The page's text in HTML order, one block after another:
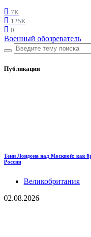
7K
125K
0
Военный обозреватель
Публикации
Тени Лондона над Москвой: как
России
Великобритания
02.08.2026